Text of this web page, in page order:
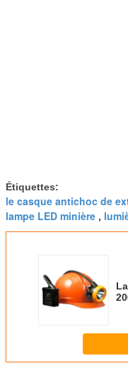
Étiquettes:
le casque antichoc de
lampe LED minière ,